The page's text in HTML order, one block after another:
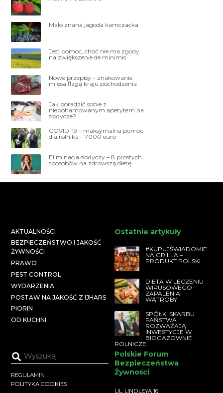
Mało znana jagoda kamczacka
Jest pomoc, choć nie ma zgody
na zwiększenie de minimis
Nowe przepisy – znakowanie
mięsa flagą kraju pochodzenia
Jak poradzić sobie z
niepohamowanym apetytem na
słodycze?
COVID-19 – maksymalna pomoc
dla rolnika – 7000 euro
Eliminacja słodyczy – 8 prostych
sposobów na zdrowszą dietę
AKTUALNOŚCI
BEZPIECZEŃSTWO I JAKOŚĆ
ŻYWNOŚCI
PRAWO
PEST CONTROL
WYDARZENIA
POSTAW NA JAKOŚĆ Z IJHARS
PIORIN
OD KUCHNI
Ostatnie artykuły
#KUPUJŚWIADOMIE
NA GRILLA –
PRODUKT POLSKI
DIETA W LECZENIU
WIRUSOWEGO
ZAPALENIA
WĄTROBY
SPÓŁKI SKARBU
PAŃSTWA
ROZWAŻAJĄ
INWESTYCJE W
BIOGAZOWNIE
ROLNICZE
REGULAMIN
POLITYKA COOKIES
Polskie Forum
Bezpieczeństwa
Żywności
UL. LINDLEYA 16